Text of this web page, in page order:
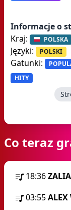
Informacje o
Kraj:
POLSKA
Języki: POLSKI
Gatunki:
HITY
Co teraz
18:36ZALIA
03:55ALEX